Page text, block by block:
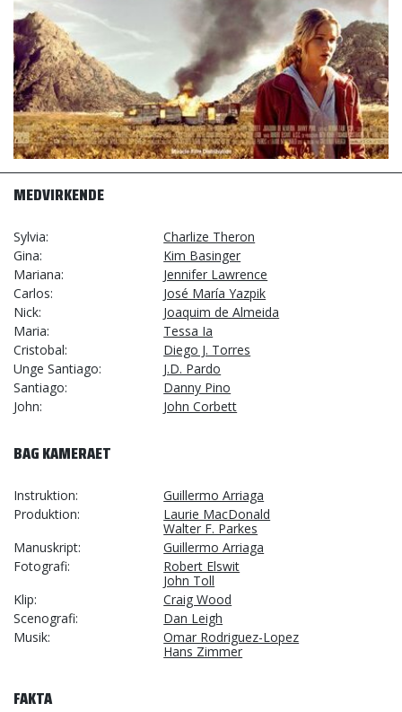
MEDVIRKENDE
Sylvia
Charlize Theron
Gina
Kim Basinger
Mariana
Jennifer Lawrence
Carlos
José María Yazpik
Nick
Joaquim de Almeida
Maria
Tessa Ia
Cristobal
Diego J. Torres
Unge Santiago
J.D. Pardo
Santiago
Danny Pino
John
John Corbett
BAG KAMERAET
Instruktion
Guillermo Arriaga
Produktion
Laurie MacDonald
Walter F. Parkes
Manuskript
Guillermo Arriaga
Fotografi
Robert Elswit
John Toll
Klip
Craig Wood
Scenografi
Dan Leigh
Musik
Omar Rodriguez-Lopez
Hans Zimmer
FAKTA